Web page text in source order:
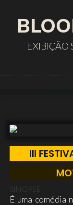
EXIBIÇÃO
III
SINOPSE
É uma comédia